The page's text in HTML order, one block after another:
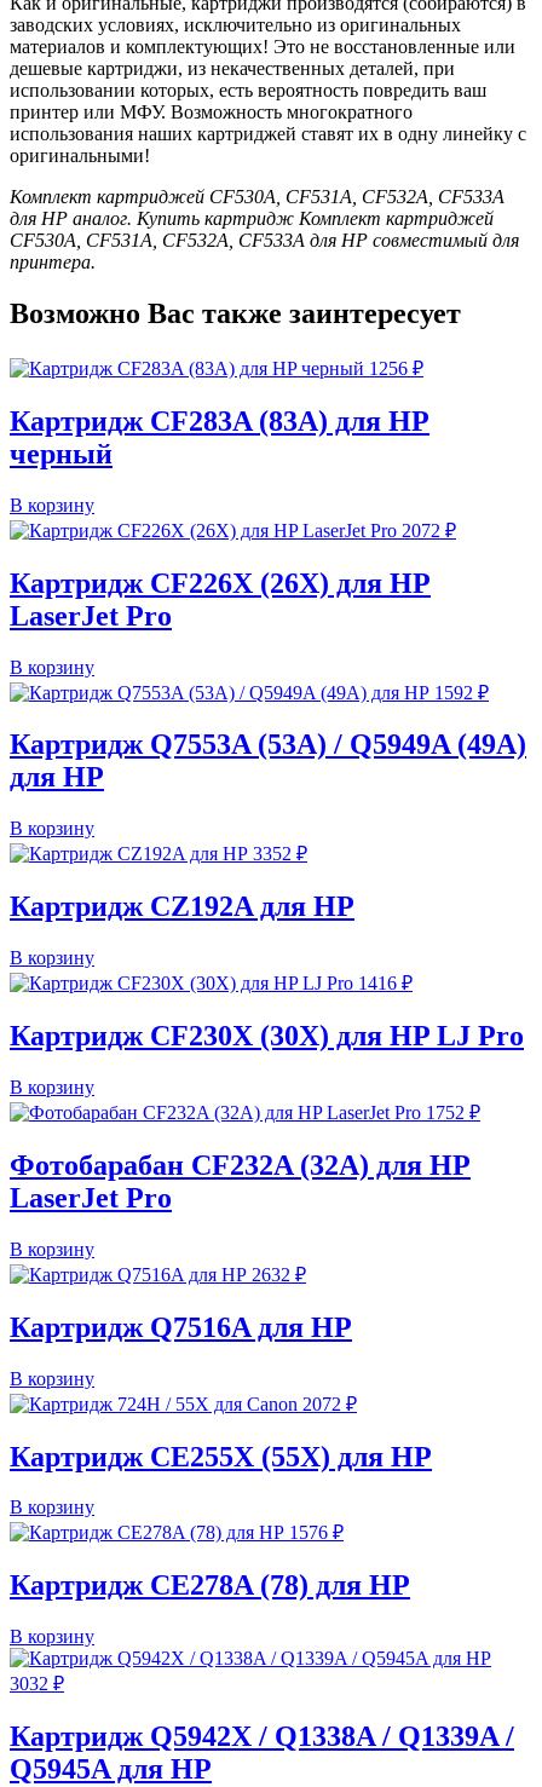
заводских условиях, исключительно из оригинальных
материалов и комплектующих! Это не восстановленные или
дешевые картриджи, из некачественных деталей, при
использовании которых, есть вероятность повредить ваш
принтер или МФУ. Возможность многократного
использования наших картриджей ставят их в одну линейку с
оригинальными!
Комплект картриджей CF530A, CF531A, CF532A, CF533A
для HP аналог. Купить картридж Комплект картриджей
CF530A, CF531A, CF532A, CF533A для HP совместимый для
принтера.
Возможно Вас также заинтересует
1256 ₽
Картридж CF283A (83A) для HP
черный
В корзину
2072 ₽
Картридж CF226X (26X) для HP
LaserJet Pro
В корзину
1592 ₽
Картридж Q7553A (53A) / Q5949A (49A)
для HP
В корзину
3352 ₽
Картридж CZ192A для HP
В корзину
1416 ₽
Картридж CF230X (30X) для HP LJ Pro
В корзину
1752 ₽
Фотобарабан CF232A (32A) для HP
LaserJet Pro
В корзину
2632 ₽
Картридж Q7516A для HP
В корзину
2072 ₽
Картридж CE255X (55X) для HP
В корзину
1576 ₽
Картридж CE278A (78) для HP
В корзину
3032 ₽
Картридж Q5942X / Q1338A / Q1339A /
Q5945A для HP